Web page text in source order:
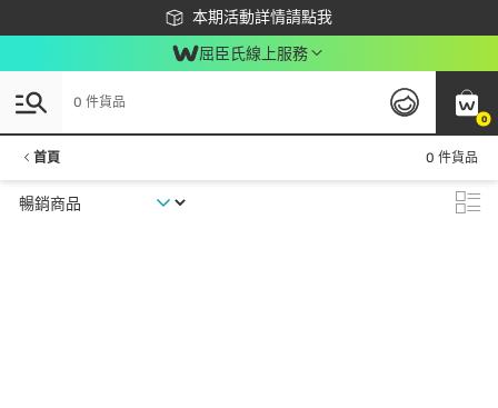
本期活動詳情請點我
下載app最高回饋$350
屈臣氏線上服務
0
0 件貨品
首頁 0 件貨品